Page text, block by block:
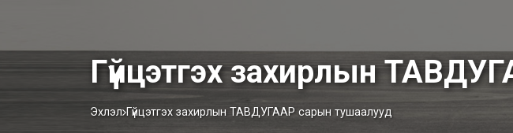
Гүйцэтгэх захирлын
Эхлэл Гүйцэтгэх захирлын ТАВДУГААР сарын тушаалууд